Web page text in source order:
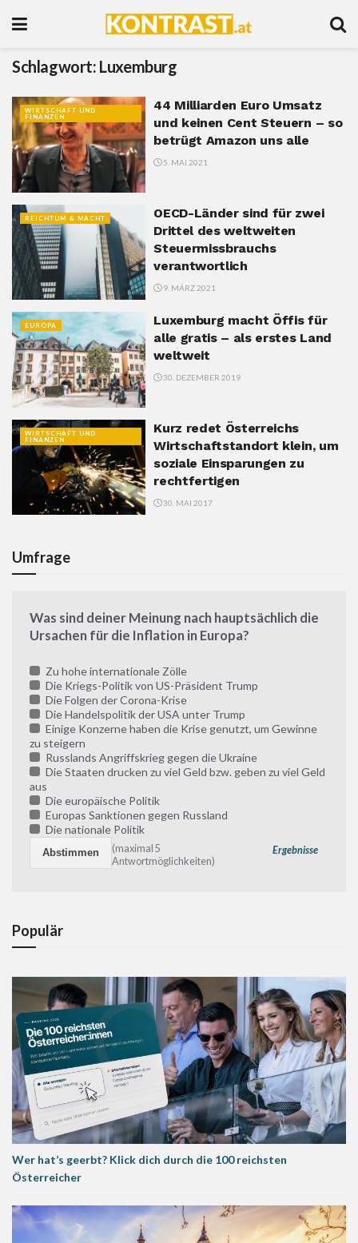
Schlagwort: Luxemburg
WIRTSCHAFT UND
FINANZEN
44 Milliarden Euro Umsatz
und keinen Cent Steuern – so
betrügt Amazon uns alle
5. MAI 2021
REICHTUM & MACHT
OECD-Länder sind für zwei
Drittel des weltweiten
Steuermissbrauchs
verantwortlich
9. MÄRZ 2021
EUROPA
Luxemburg macht Öffis für
alle gratis – als erstes Land
weltweit
30. DEZEMBER 2019
WIRTSCHAFT UND
FINANZEN
Kurz redet Österreichs
Wirtschaftstandort klein, um
soziale Einsparungen zu
rechtfertigen
30. MAI 2017
Umfrage
Was sind deiner Meinung nach hauptsächlich die
Ursachen für die Inflation in Europa?
Zu hohe internationale Zölle
Die Kriegs-Politik von US-Präsident Trump
Die Folgen der Corona-Krise
Die Handelspolitik der USA unter Trump
Einige Konzerne haben die Krise genutzt, um Gewinne
zu steigern
Russlands Angriffskrieg gegen die Ukraine
Die Staaten drucken zu viel Geld bzw. geben zu viel Geld
aus
Die europäische Politik
Europas Sanktionen gegen Russland
Die nationale Politik
Ergebnisse
(maximal 5
Antwortmöglichkeiten)
Populär
Wer hat’s geerbt? Klick dich durch die 100 reichsten
Österreicher